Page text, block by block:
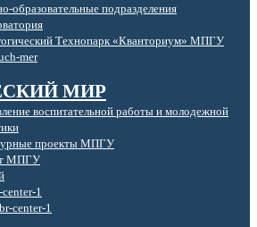
образовательные подразделения
Технопарк «Кванториум» МПГУ
МИР
воспитательной работы и молодежной
проекты МПГУ
МПГУ